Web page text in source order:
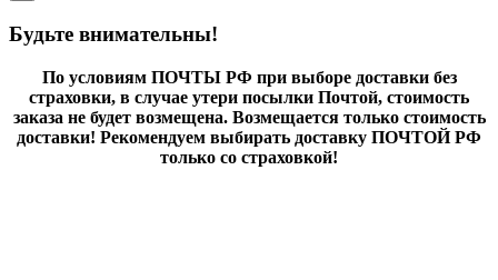
Будьте внимательны!
По условиям ПОЧТЫ РФ при выборе доставки без
страховки, в случае утери посылки Почтой, стоимость
заказа не будет возмещена. Возмещается только стоимость
доставки! Рекомендуем выбирать доставку ПОЧТОЙ РФ
только со страховкой!